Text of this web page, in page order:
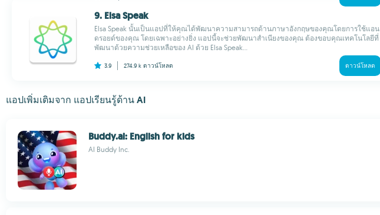
9. Elsa Speak
Elsa Speak นั้นเป็นแอปที่ให้คุณได้พัฒนาความสามารถด้านภาษาอังกฤษของคุณโดยการใช้แอน
ดรอยด์ของคุณ โดยเฉพาะอย่างยิ่ง แอปนี้จะช่วยพัฒนาสำเนียงของคุณ ต้องขอบคุณเทคโนโลยีที่
พัฒนาด้วยความช่วยเหลือของ AI ด้วย Elsa Speak...
3.9 274.9 k ดาวน์โหลด ดาวน์โหลด
แอปเพิ่มเติมจาก แอปเรียนรู้ด้าน AI
Buddy.ai: English for kids
AI Buddy Inc.